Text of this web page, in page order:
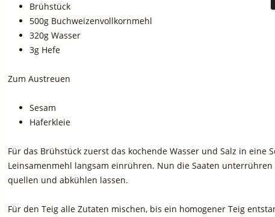
Brühstück
500g Buchweizenvollkornmehl
320g Wasser
3g Hefe
Zum Austreuen
Sesam
Haferkleie
Für das Brühstück zuerst das kochende Wasser und Salz in eine
Leinsamenmehl langsam einrühren. Nun die Saaten
quellen und abkühlen lassen.
Für den Teig alle Zutaten mischen, bis ein homogener Teig